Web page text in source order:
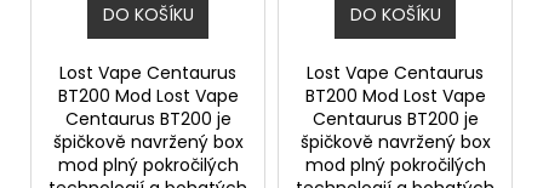
DO KOŠÍKU
Lost Vape Centaurus
BT200 Mod Lost Vape
Centaurus BT200 je
špičkově navržený box
mod plný pokročilých
DO KOŠÍKU
Lost Vape Centaurus
BT200 Mod Lost Vape
Centaurus BT200 je
špičkově navržený box
mod plný pokročilých